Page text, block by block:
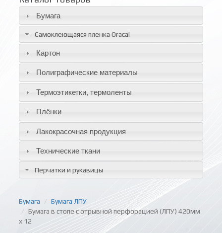
Бумага
Самоклеющаяся пленка Oracal
Картон
Полиграфические материалы
Термоэтикетки, термоленты
Плёнки
Лакокрасочная продукция
Технические ткани
Перчатки и рукавицы
Бумага
Бумага ЛПУ
Бумага в стопе с отрывной перфорацией (ЛПУ) 420мм
х 12